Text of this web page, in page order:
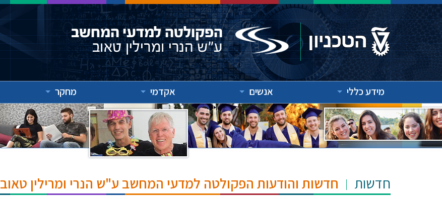
מידע כללי אנשים אקדמי מחקר
חדשות חדשות והודעות הפקולטה למדעי המחשב ע"ש הנרי ומרילין טאוב